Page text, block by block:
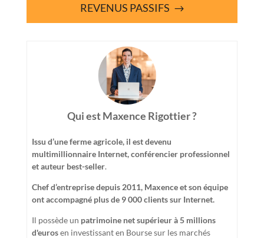
REVENUS PASSIFS
Qui est Maxence Rigottier ?
Issu d’une ferme agricole, il est devenu
multimillionnaire Internet, conférencier professionnel
et auteur best-seller.
Chef d’entreprise depuis 2011, Maxence et son équipe
ont accompagné plus de 9 000 clients sur Internet.
Il possède un patrimoine net supérieur à 5 millions
d'eurosen investissant en Bourse sur les marchés